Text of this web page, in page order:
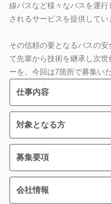
線バスなど様々なバスを運
されるサービスを提供してい
その信頼の要となるバスの
て先輩から技術を継承し次
ーを、今回は7箇所で募集い
仕事内容
対象となる方
募集要項
会社情報